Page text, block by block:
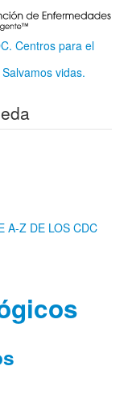
Centros para el
vidas.
A-Z DE LOS CDC